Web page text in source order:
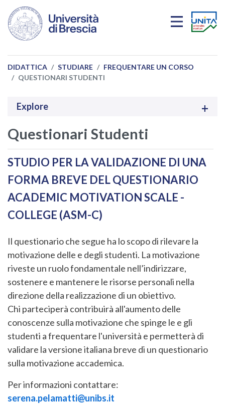
Salta al contenuto principale
DIDATTICA STUDIARE
FREQUENTARE UN CORSO
QUESTIONARI STUDENTI
Explore
Questionari Studenti
STUDIO PER LA VALIDAZIONE DI UNA
FORMA BREVE DEL QUESTIONARIO
ACADEMIC MOTIVATION SCALE -
COLLEGE (ASM-C)
Il questionario che segue ha lo scopo di rilevare la
motivazione delle e degli studenti. La motivazione
riveste un ruolo fondamentale nell’indirizzare,
sostenere e mantenere le risorse personali nella
direzione della realizzazione di un obiettivo.
Chi parteciperà contribuirà all'aumento delle
conoscenze sulla motivazione che spinge le e gli
studenti a frequentare l'università e permetterà di
validare la versione italiana breve di un questionario
sulla motivazione accademica.
Per informazioni contattare:
serena.pelamatti@unibs.it